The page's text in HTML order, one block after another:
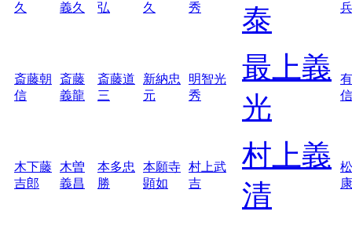
久
義久
弘
久
秀
泰
斎藤朝
信
斎藤
義龍
斎藤道
三
新納忠
元
明智光
秀
最上義
光
信
木下藤
吉郎
木曽
義昌
本多忠
勝
本願寺
顕如
村上武
吉
村上義
清
康